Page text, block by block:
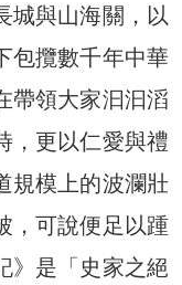
城與山海關，以
包攬數千年中華
帶領大家汩汩滔
，更以仁愛與禮
規模上的波瀾壯
，可說便足以踵
》是「史家之絕